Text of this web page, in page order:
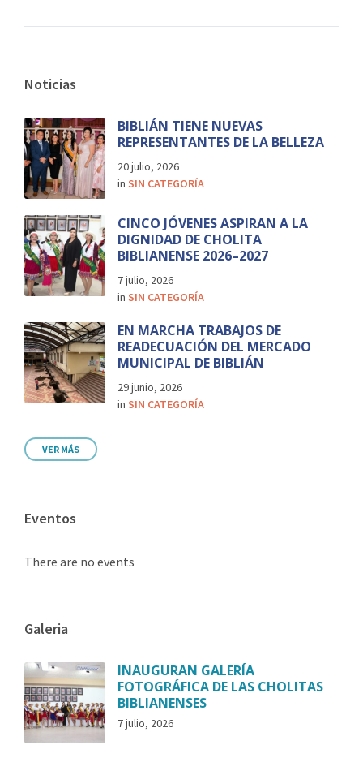
Noticias
BIBLIÁN TIENE NUEVAS
REPRESENTANTES DE LA BELLEZA
20 julio, 2026
in SIN CATEGORÍA
CINCO JÓVENES ASPIRAN A LA
DIGNIDAD DE CHOLITA
BIBLIANENSE 2026–2027
7 julio, 2026
in SIN CATEGORÍA
EN MARCHA TRABAJOS DE
READECUACIÓN DEL MERCADO
MUNICIPAL DE BIBLIÁN
29 junio, 2026
in SIN CATEGORÍA
VER MÁS
Eventos
There are no events
Galeria
INAUGURAN GALERÍA
FOTOGRÁFICA DE LAS CHOLITAS
BIBLIANENSES
7 julio, 2026